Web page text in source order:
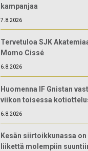
kampanjaa
7.8.2026
Tervetuloa SJK
Momo Cissé
6.8.2026
Huomenna IF Gnistan
viikon toisessa
6.8.2026
Kesän siirtoikkunassa on
liikettä molempiin